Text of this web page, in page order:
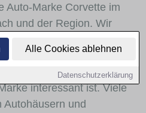
Alle Cookies ablehnen
Datenschutzerklärung
Auto-Marke Corvette im
und der Region. Wir
Corvette
Modellreihen häufig im
zu sehen sind und für
interessant ist. Viele
Autohäusern und